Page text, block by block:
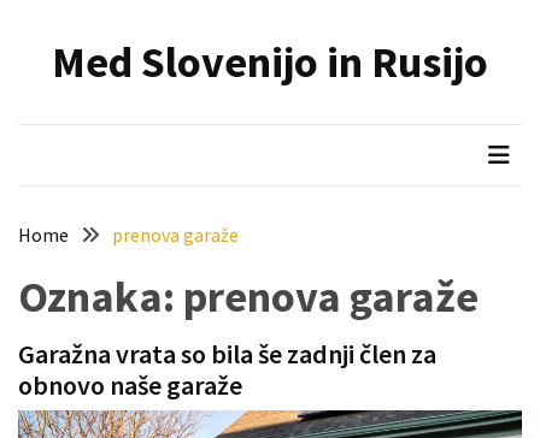
content
NAJNOVEJŠI
dedku
spremenil
življenje
Zelo
priljubljena
naglavna
contentMed Slovenijo in Rusijo
Home prenova garaže
Oznaka: prenova garaže
Garažna vrata so bila še zadnji člen za
obnovo naše garaže